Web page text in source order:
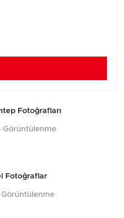
Fotoğrafları
Görüntülenme
Fotoğraflar
Görüntülenme